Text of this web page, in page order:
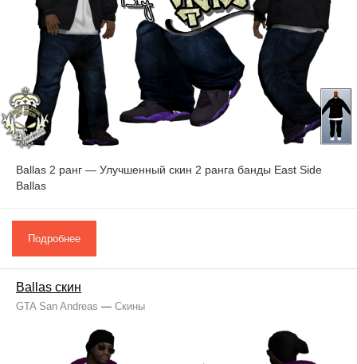
Ballas 2 ранг — Улучшенный скин 2 ранга банды East Side
Ballas
Подробнее
Ballas скин
GTA San Andreas — Скины